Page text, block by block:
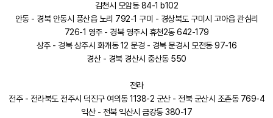
김천시 모암동 84-1 b102
안동 - 경북 안동시 풍산읍 노리 792-1 구미 - 경상북도 구미시 고아읍 관심리
726-1 영주 - 경북 영주시 휴천2동 642-179
상주 - 경북 상주시 화개동 12 문경 - 경북 문경시 모전동 97-16
경산 - 경북 경산시 중산동 550
전라
전주 - 전라북도 전주시 덕진구 여의동 1138-2 군산 - 전북 군산시 조촌동 769-4
익산 - 전북 익산시 금강동 380-17